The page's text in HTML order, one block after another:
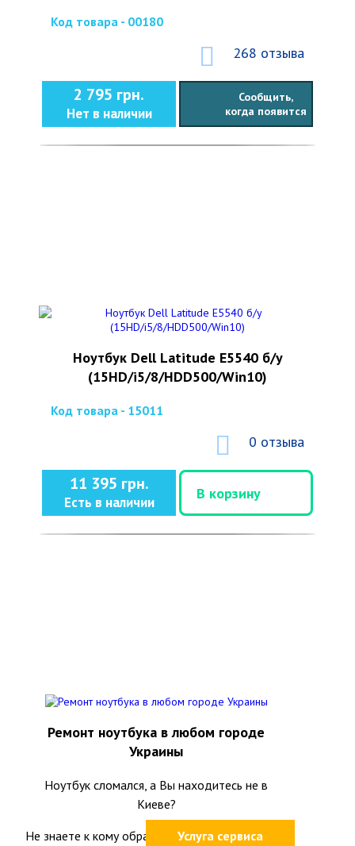
Код товара - 00180
268 отзыва
2 795 грн.
Нет в наличии
Сообщить,
когда появится
Ноутбук Dell Latitude E5540 б/у
(15HD/i5/8/HDD500/Win10)
Код товара - 15011
0 отзыва
11 395 грн.
Есть в наличии
В корзину
Услуга сервиса
Ремонт ноутбука в любом городе
Украины
Ноутбук сломался, а Вы находитесь не в
Киеве?
Не знаете к кому обратится или не доверяете